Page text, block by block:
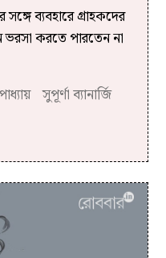
সঙ্গে ব্যবহারে গ্রাহকদের
ভরসা করতে পারতেন না
সুপূর্ণা ব্যানার্জি